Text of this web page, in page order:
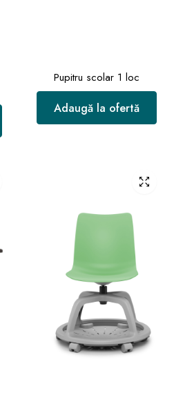
Pupitru scolar 1 loc
Adaugă la ofertă